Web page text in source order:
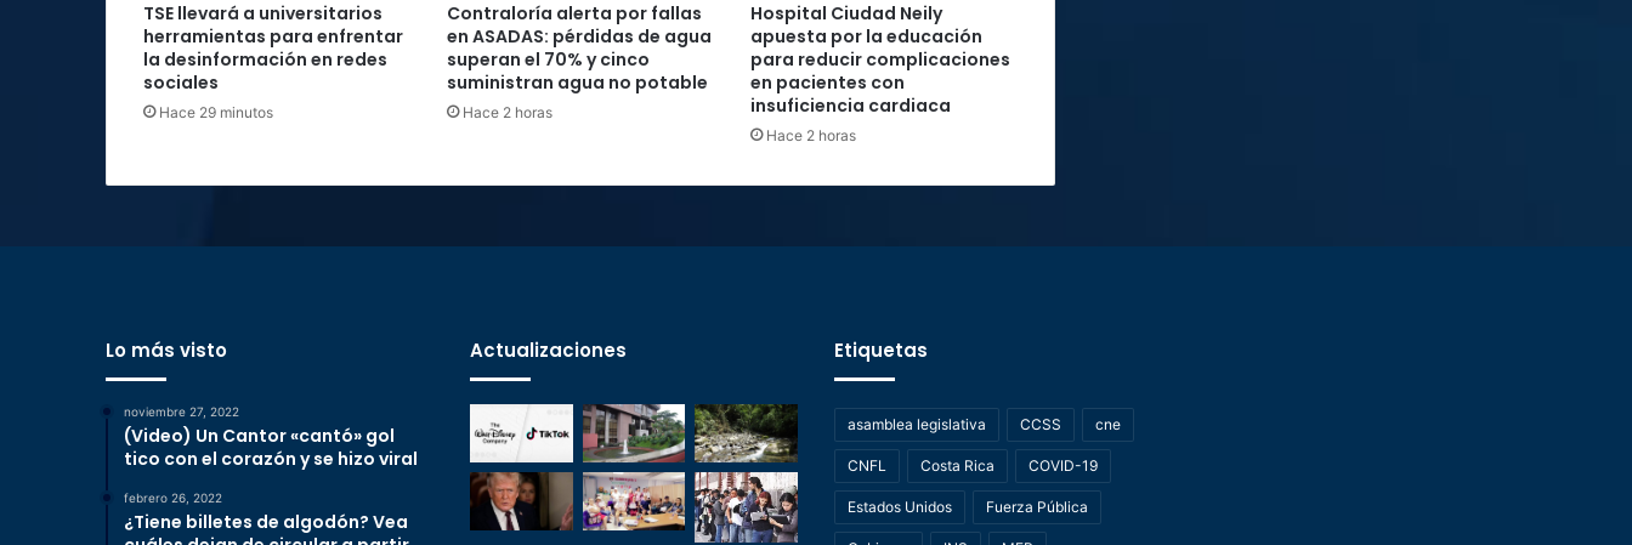
TSE llevará a universitarios
herramientas para enfrentar
la desinformación en redes
sociales
Hace 29 minutos
Contraloría alerta por fallas
en ASADAS: pérdidas de agua
superan el 70% y cinco
suministran agua no potable
Hace 2 horas
Hospital Ciudad Neily
apuesta por la educación
para reducir complicaciones
en pacientes con
insuficiencia cardiaca
Hace 2 horas
Lo más visto
noviembre 27, 2022
(Video) Un Cantor «cantó» gol
tico con el corazón y se hizo viral
febrero 26, 2022
¿Tiene billetes de algodón? Vea
Actualizaciones Etiquetas
asamblea legislativa CCSS cne
CNFL Costa Rica COVID-19
Estados Unidos Fuerza Pública